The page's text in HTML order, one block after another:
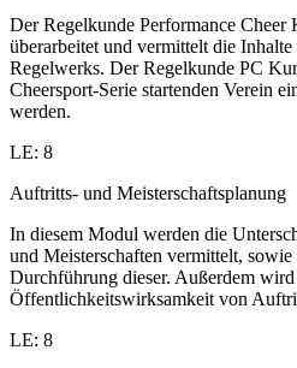
Der Regelkunde Performance Cheer
überarbeitet und vermittelt die
Regelwerks. Der Regelkunde PC
Cheersport-Serie startenden Verein
werden.
LE: 8
Auftritts- und Meisterschaftsplanung
In diesem Modul werden die
und Meisterschaften vermittelt,
Durchführung dieser. Außerdem
Öffentlichkeitswirksamkeit von
LE: 8